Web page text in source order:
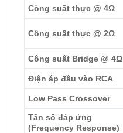
Công suất thực @ 4Ω
Công suất thực @ 2Ω
Công suất Bridge @ 4Ω
Điện áp đầu vào RCA
Low Pass Crossover
Tần số đáp ứng
(Frequency Response)